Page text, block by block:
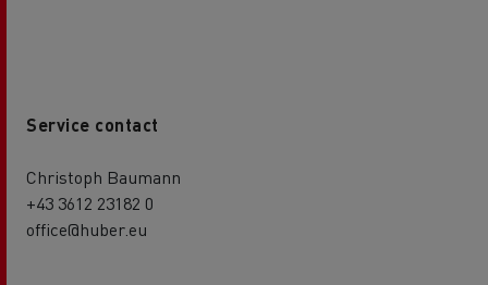
Service contact
Christoph Baumann
+43 3612 23182 0
office@huber.eu